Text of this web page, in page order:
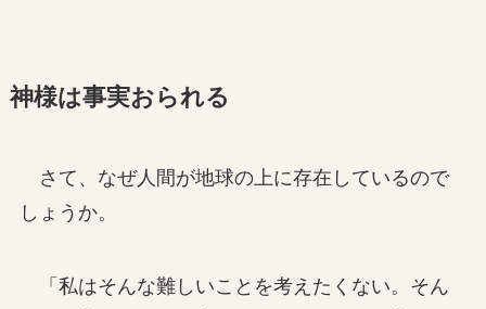
神様は事実おられる
さて、なぜ人間が地球の上に存在しているので
しょうか。
「私はそんな難しいことを考えたくない。そん